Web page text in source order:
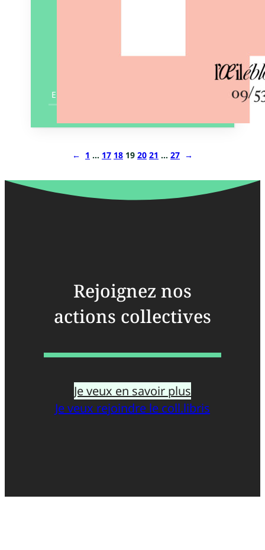
En savoir plus
← 1 … 17 18 19 20 21 … 27 →
Rejoignez nos
actions collectives
Je veux en savoir plus
Je veux rejoindre le coll.libris